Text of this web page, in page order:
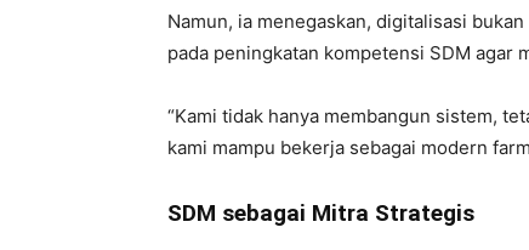
Namun, ia menegaskan, digitalisasi
pada peningkatan kompetensi SDM agar
“Kami tidak hanya membangun sistem,
kami mampu bekerja sebagai modern
SDM sebagai Mitra Strategis